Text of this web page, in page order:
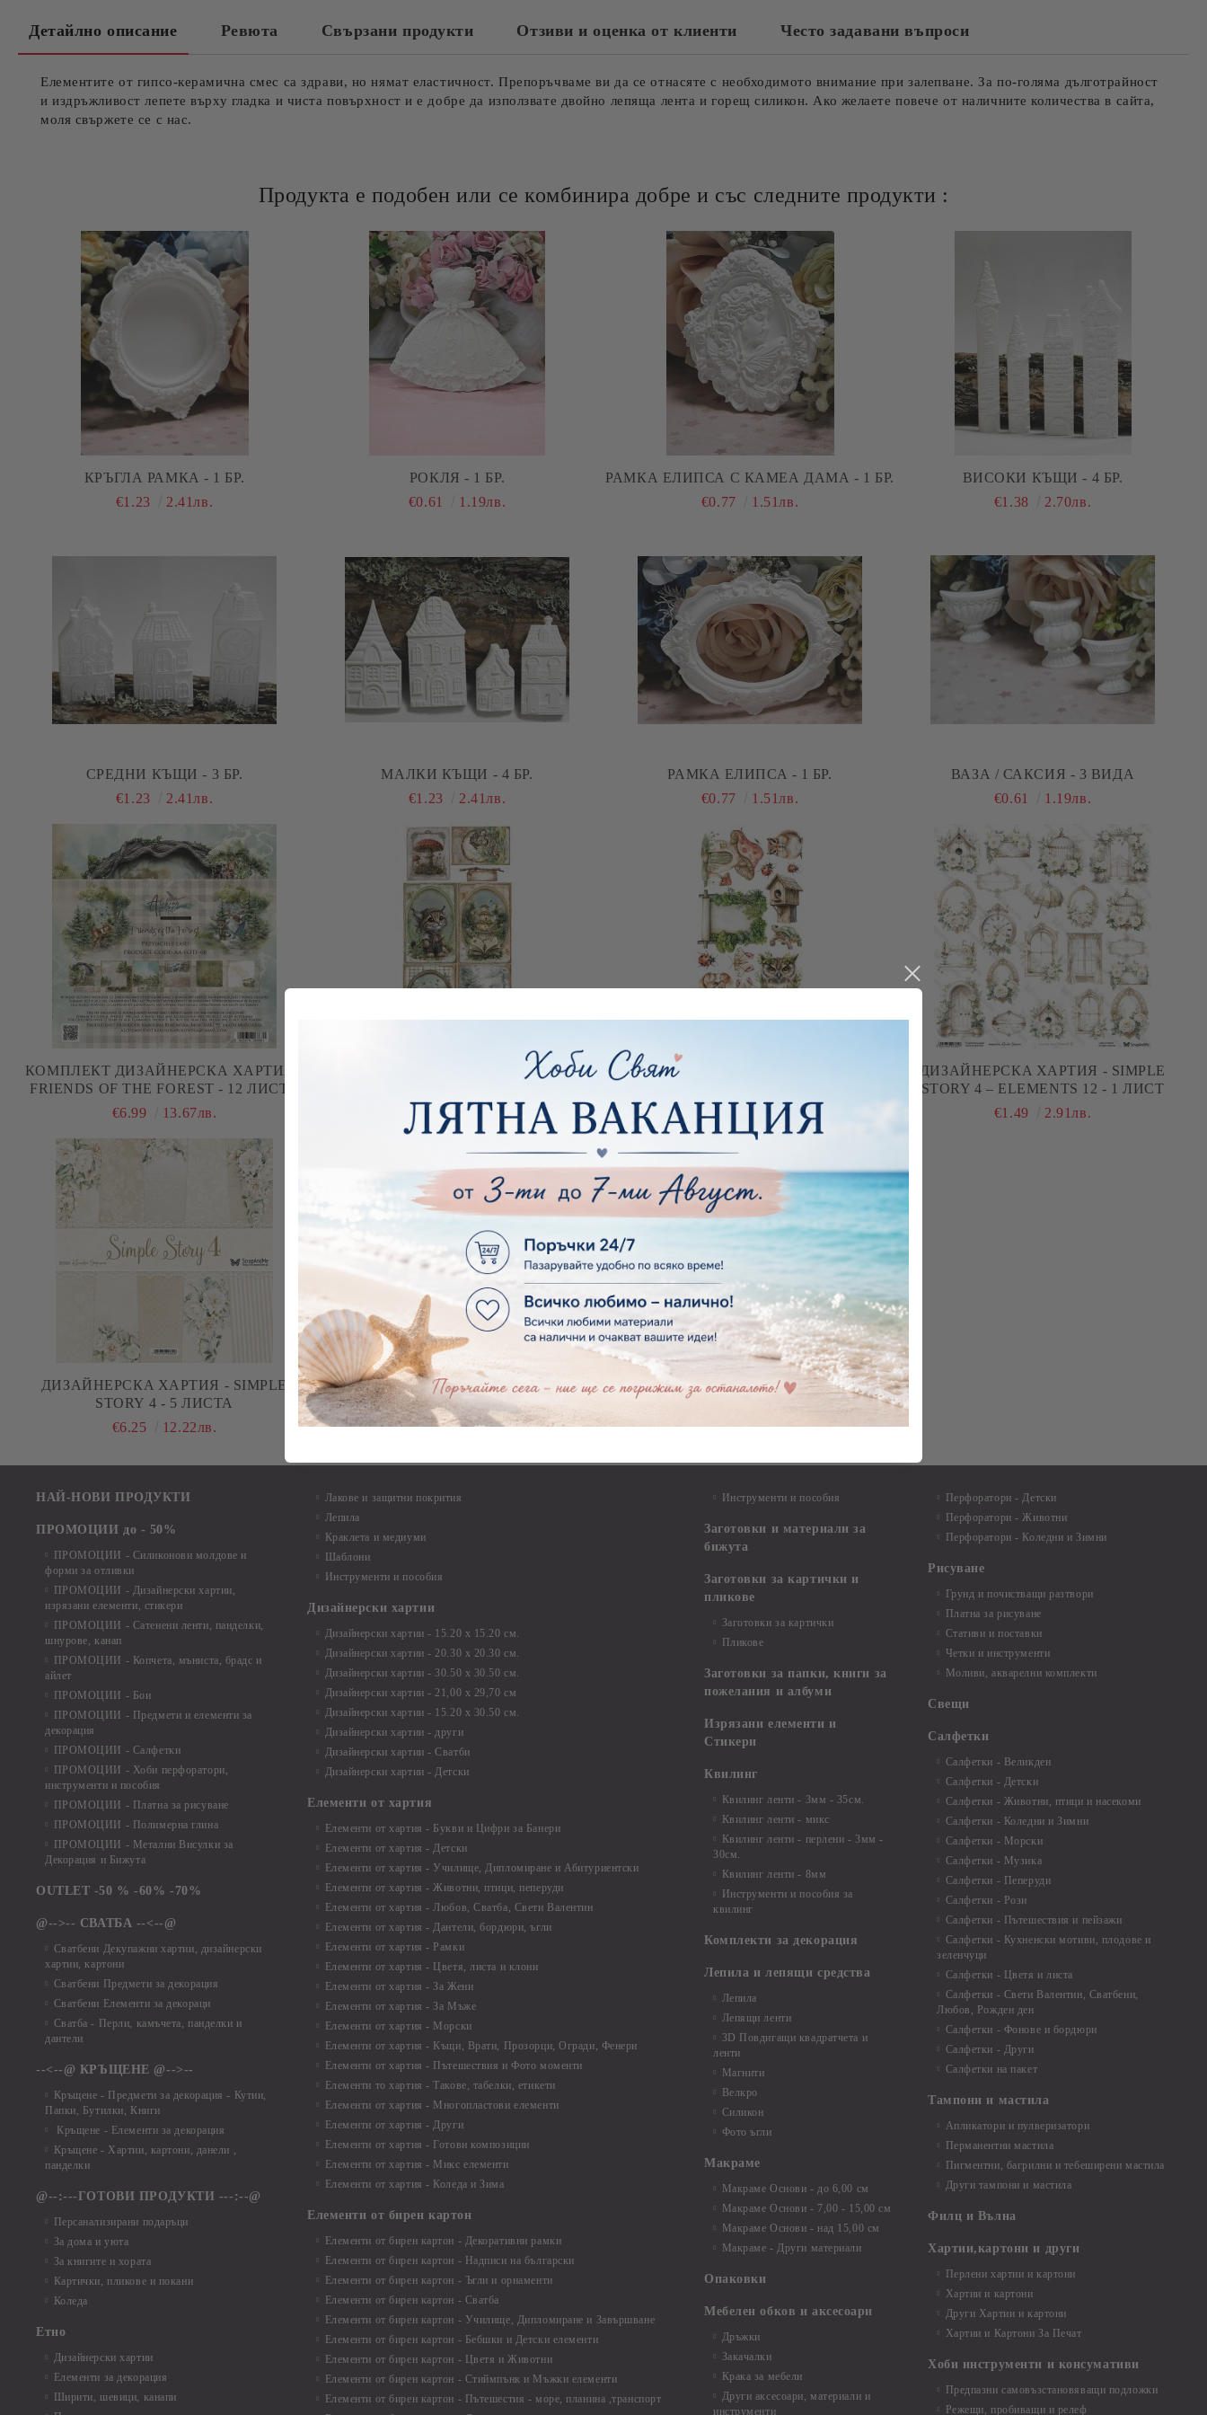
Детайлно описание Ревюта Свързани продукти Отзиви и оценка от клиенти Често задавани въпроси
Елементите от гипсо-керамична смес са здрави, но нямат еластичност. Препоръчваме ви да се отнасяте с необходимото внимание при залепване. За по-голяма дълготрайност
и издръжливост лепете върху гладка и чиста повърхност и е добре да използвате двойно лепяща лента и горещ силикон. Ако желаете повече от наличните количества в сайта,
моля свържете се с нас.
Продукта е подобен или се комбинира добре и със следните продукти :
КРЪГЛА РАМКА - 1 БР.
€1.23
2.41лв.
РОКЛЯ - 1 БР.
€0.61
1.19лв.
РАМКА ЕЛИПСА С КАМЕА ДАМА - 1 БР.
€0.77
1.51лв.
ВИСОКИ КЪЩИ - 4 БР.
€1.38
2.70лв.
СРЕДНИ КЪЩИ - 3 БР.
€1.23
2.41лв.
МАЛКИ КЪЩИ - 4 БР.
€1.23
2.41лв.
РАМКА ЕЛИПСА - 1 БР.
€0.77
1.51лв.
ВАЗА / САКСИЯ - 3 ВИДА
€0.61
1.19лв.
КОМПЛЕКТ ДИЗАЙНЕРСКА ХАРТИЯ -
FRIENDS OF THE FOREST - 12 ЛИСТА
€6.99
13.67лв.
КОМПЛЕКТ ДИЗАЙНЕРСКА ХАРТИЯ -
6 ЛИСТА
€4.60 9.00лв.
КОМПЛЕКТ ДИЗАЙНЕРСКА ХАРТИЯ -
€4.60
9.00лв.
ДИЗАЙНЕРСКA ХАРТИЯ - SIMPLE
STORY 4 – ELEMENTS 12 - 1 ЛИСТ
€1.49
2.91лв.
ДИЗАЙНЕРСКA ХАРТИЯ - SIMPLE
STORY 4 - 5 ЛИСТА
€6.25
12.22лв.
ДИЗАЙНЕРСКA ХАРТИЯ - SIMPLE
STORY 4 - 15 ЛИСТА
€6.52
12.75лв.
НАЙ-НОВИ ПРОДУКТИ
ПРОМОЦИИ до - 50%
ПРОМОЦИИ - Силиконови молдове и
форми за отливки
ПРОМОЦИИ - Дизайнерски хартии,
изрязани елементи, стикери
ПРОМОЦИИ - Сатенени ленти, панделки,
шнурове, канап
ПРОМОЦИИ - Копчета, мъниста, брадс и
айлет
ПРОМОЦИИ - Бои
ПРОМОЦИИ - Предмети и елементи за
декорация
ПРОМОЦИИ - Салфетки
ПРОМОЦИИ - Хоби перфоратори,
инструменти и пособия
ПРОМОЦИИ - Платна за рисуване
ПРОМОЦИИ - Полимерна глина
ПРОМОЦИИ - Метални Висулки за
Декорация и Бижута
OUTLET -50 % -60% -70%
@-->-- СВАТБА --<--@
Сватбени Декупажни хартии, дизайнерски
хартии, картони
Сватбени Предмети за декорация
Сватбени Елементи за декораци
Сватба - Перли, камъчета, панделки и
дантели
--<--@ КРЪЩЕНЕ @-->--
Кръщене - Предмети за декорация - Кутии,
Папки, Бутилки, Книги
Кръщене - Елементи за декорация
Кръщене - Хартии, картони, данели ,
панделки
@--:---ГОТОВИ ПРОДУКТИ ---:--@
Персанализирани подаръци
За дома и уюта
За книгите и хората
Картички, пликове и покани
Коледа
Етно
Дизайнерски хартии
Елементи за декорация
Ширити, шевици, канапи
Лакове и защитни покрития
Лепила
Краклета и медиуми
Шаблони
Инструменти и пособия
Дизайнерски хартии
Дизайнерски хартии - 15.20 х 15.20 см.
Дизайнерски хартии - 20.30 х 20.30 см.
Дизайнерски хартии - 30.50 х 30.50 см.
Дизайнерски хартии - 21,00 х 29,70 см
Дизайнерски хартии - 15.20 x 30.50 см.
Дизайнерски хартии - други
Дизайнерски хартии - Сватби
Дизайнерски хартии - Детски
Елементи от хартия
Елементи от хартия - Букви и Цифри за Банери
Елементи от хартия - Детски
Елементи от хартия - Училище, Дипломиране и Абитуриентски
Елементи от хартия - Животни, птици, пеперуди
Елементи от хартия - Любов, Сватба, Свети Валентин
Елементи от хартия - Дантели, бордюри, ъгли
Елементи от хартия - Рамки
Елементи от хартия - Цветя, листа и клони
Елементи от хартия - За Жени
Елементи от хартия - За Мъже
Елементи от хартия - Морски
Елементи от хартия - Къщи, Врати, Прозорци, Огради, Фенери
Елементи от хартия - Пътешествия и Фото моменти
Елементи то хартия - Такове, табелки, етикети
Елементи от хартия - Многопластови елементи
Елементи от хартия - Други
Елементи от хартия - Готови композиции
Елементи от хартия - Микс елементи
Елементи от хартия - Коледа и Зима
Елементи от бирен картон
Елементи от бирен картон - Декоративни рамки
Елементи от бирен картон - Надписи на български
Елементи от бирен картон - Ъгли и орнаменти
Елементи от бирен картон - Сватба
Елементи от бирен картон - Училище, Дипломиране и Завършване
Елементи от бирен картон - Бебшки и Детски елементи
Елементи от бирен картон - Цветя и Животни
Елементи от бирен картон - Стиймпънк и Мъжки елементи
Елементи от бирен картон - Пътешестия - море, планина ,транспорт
Инструменти и пособия
Заготовки и материали за
бижута
Заготовки за картички и
пликове
Заготовки за картички
Пликове
Заготовки за папки, книги за
пожелания и албуми
Изрязани елементи и
Стикери
Квилинг
Квилинг ленти - 3мм - 35см.
Квилинг ленти - микс
Квилинг ленти - перлени - 3мм -
30см.
Квилинг ленти - 8мм
Инструменти и пособия за
квилинг
Комплекти за декорация
Лепила и лепящи средства
Лепила
Лепящи ленти
3D Повдигащи квадратчета и
ленти
Магнити
Велкро
Силикон
Фото ъгли
Макраме
Макраме Основи - до 6,00 см
Макраме Основи - 7,00 - 15,00 см
Макраме Основи - над 15,00 см
Макраме - Други материали
Опаковки
Мебелен обков и аксесоари
Дръжки
Закачалки
Крака за мебели
Други аксесоари, материали и
инструменти
Перфоратори - Детски
Перфоратори - Животни
Перфоратори - Коледни и Зимни
Рисуване
Грунд и почистващи разтвори
Платна за рисуване
Стативи и поставки
Четки и инструменти
Моливи, акварелни комплекти
Свещи
Салфетки
Салфетки - Великден
Салфетки - Детски
Салфетки - Животни, птици и насекоми
Салфетки - Коледни и Зимни
Салфетки - Морски
Салфетки - Музика
Салфетки - Пеперуди
Салфетки - Рози
Салфетки - Пътешествия и пейзажи
Салфетки - Кухненски мотиви, плодове и
зеленчуци
Салфетки - Цветя и листа
Салфетки - Свети Валентин, Сватбени,
Любов, Рожден ден
Салфетки - Фонове и бордюри
Салфетки - Други
Салфетки на пакет
Тампони и мастила
Апликатори и пулверизатори
Перманентни мастила
Пигментни, багрилни и тебеширени мастила
Други тампони и мастила
Филц и Вълна
Хартии,картони и други
Перлени хартии и картони
Хартии и картони
Други Хартии и картони
Хартии и Картони За Печат
Хоби инструменти и консумативи
Предпазни самовъзстановяващи подложки
Режещи, пробиващи и релеф